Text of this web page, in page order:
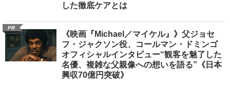
した徹底ケアとは
PR
《映画『Michael／マイケル』》父ジョセ
フ・ジャクソン役、コールマン・ドミンゴ
オフィシャルインタビュー“観客を魅了した
名優、複雑な父親像への想いを語る”《日本
興収70億円突破》